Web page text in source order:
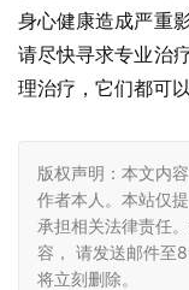
身心健康造成严重
请尽快寻求专业治
理治疗，它们都可
版权声明：本文内
作者本人。本站仅
承担相关法律责任
容， 请发送邮件至
将立刻删除。